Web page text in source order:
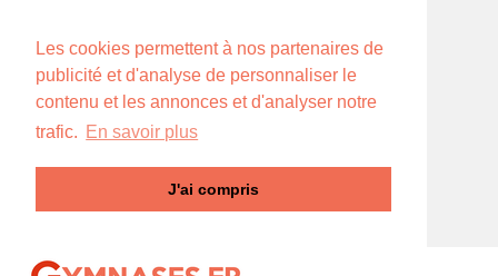
Les cookies permettent à nos partenaires de
publicité et d'analyse de personnaliser le
contenu et les annonces et d'analyser notre
trafic. En savoir plus
J'ai compris